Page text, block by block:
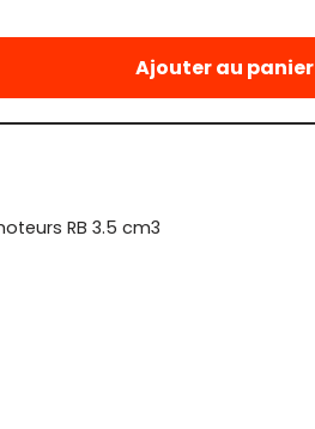
Ajouter au panier
RB 3.5 cm3